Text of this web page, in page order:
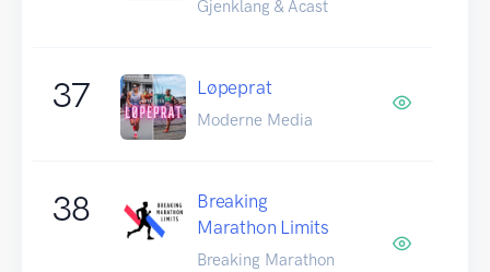
Gjenklang & Acast
37 Løpeprat
Moderne Media
38
Breaking
Marathon Limits
Breaking Marathon